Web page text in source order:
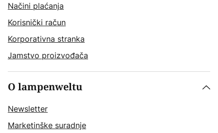
Načini plaćanja
Korisnički račun
Korporativna stranka
Jamstvo proizvođača
O lampenweltu
Newsletter
Marketinške suradnje